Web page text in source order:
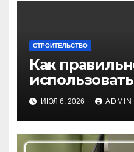
СТРОИТЕЛЬСТВО
Как
плёнку для
крыши дома
ИЮЛ 6, 2026 ADMIN